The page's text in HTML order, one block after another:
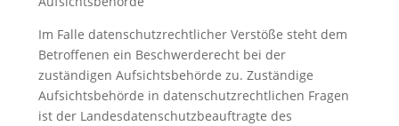
Im Falle datenschutzrechtlicher Verstöße steht dem
Betroffenen ein Beschwerderecht bei der
zuständigen Aufsichtsbehörde zu. Zuständige
Aufsichtsbehörde in datenschutzrechtlichen Fragen
ist der Landesdatenschutzbeauftragte des